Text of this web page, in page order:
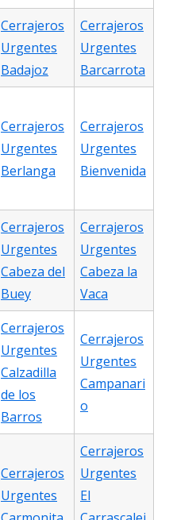
Cerrajeros
Urgentes
Badajoz
Cerrajeros
Urgentes
Barcarrota
Cerrajeros
Urgentes
Berlanga
Cerrajeros
Urgentes
Bienvenida
Cerrajeros
Urgentes
Cabeza del
Buey
Cerrajeros
Urgentes
Cabeza la
Vaca
Cerrajeros
Urgentes
Calzadilla
de los
Barros
Cerrajeros
Urgentes
Campanari
o
Cerrajeros
Urgentes
Cerrajeros
Urgentes
El